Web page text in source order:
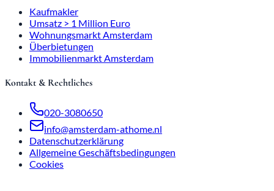
Kaufmakler
Umsatz > 1 Million Euro
Wohnungsmarkt Amsterdam
Überbietungen
Immobilienmarkt Amsterdam
Kontakt & Rechtliches
020-3080650
info@amsterdam-athome.nl
Datenschutzerklärung
Allgemeine Geschäftsbedingungen
Cookies